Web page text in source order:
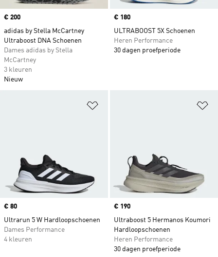
Price
€ 200
adidas by Stella McCartney
Ultraboost DNA Schoenen
Dames adidas by Stella
McCartney
3 kleuren
Nieuw
Price
€ 180
ULTRABOOST 5X Schoenen
Heren Performance
30 dagen proefperiode
Price
€ 80
Ultrarun 5 W Hardloopschoenen
Dames Performance
4 kleuren
Price
€ 190
Ultraboost 5 Hermanos Koumori
Hardloopschoenen
Heren Performance
30 dagen proefperiode